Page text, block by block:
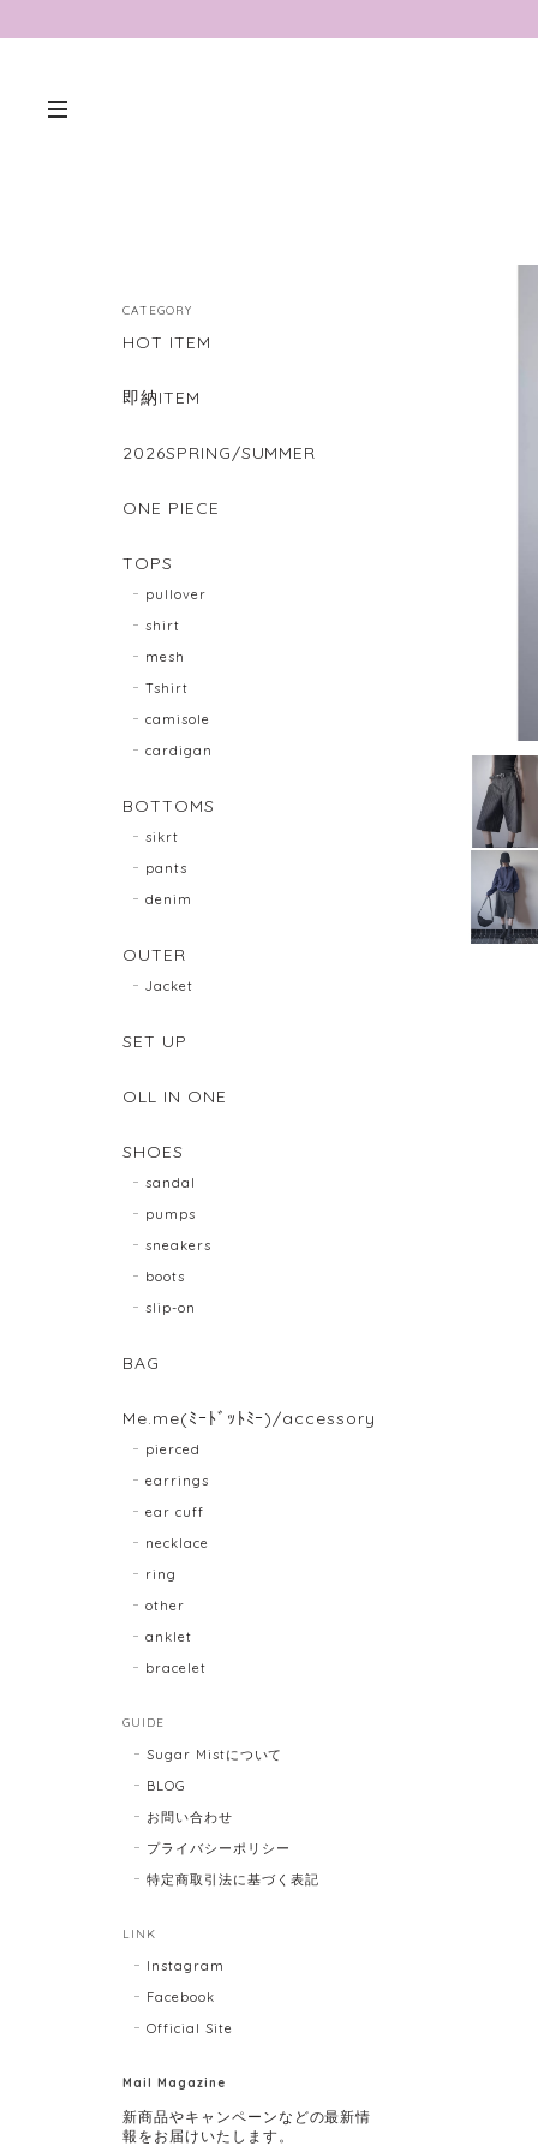
CATEGORY
HOT ITEM
即納ITEM
2026SPRING/SUMMER
ONE PIECE
TOPS
pullover
shirt
mesh
Tshirt
camisole
cardigan
BOTTOMS
sikrt
pants
denim
OUTER
Jacket
SET UP
OLL IN ONE
SHOES
sandal
pumps
sneakers
boots
slip-on
BAG
Me.me(ﾐｰﾄﾞｯﾄﾐｰ)/accessory
pierced
earrings
ear cuff
necklace
ring
other
anklet
bracelet
GUIDE
Sugar Mistについて
BLOG
お問い合わせ
プライバシーポリシー
特定商取引法に基づく表記
LINK
Instagram
Facebook
Official Site
Mail Magazine
新商品やキャンペーンなどの最新情
報をお届けいたします。